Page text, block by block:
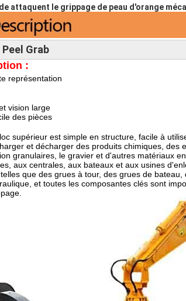
attaquent le grippage de peau d'orange
Grab
:
représentation
vision large
des pièces
supérieur est simple en structure, facile à
et décharger des produits chimiques, des
granulaires, le gravier et d'autres matériaux
aux centrales, aux bateaux et aux usines
que des grues à tour, des grues de
et toutes les composantes clés sont